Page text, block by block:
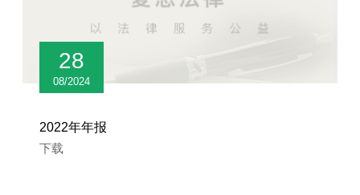
28
08/2024
2022年年报
下载